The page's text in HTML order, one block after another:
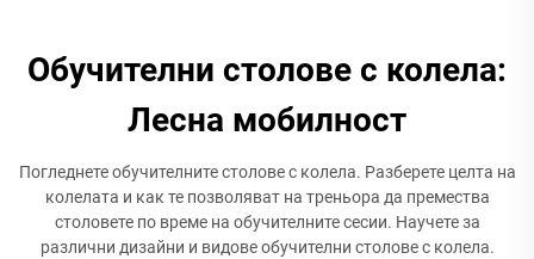
Обучителни столове с колела:
Лесна мобилност
Погледнете обучителните столове с колела. Разберете целта на
колелата и как те позволяват на треньора да премества
столовете по време на обучителните сесии. Научете за
различни дизайни и видове обучителни столове с колела.